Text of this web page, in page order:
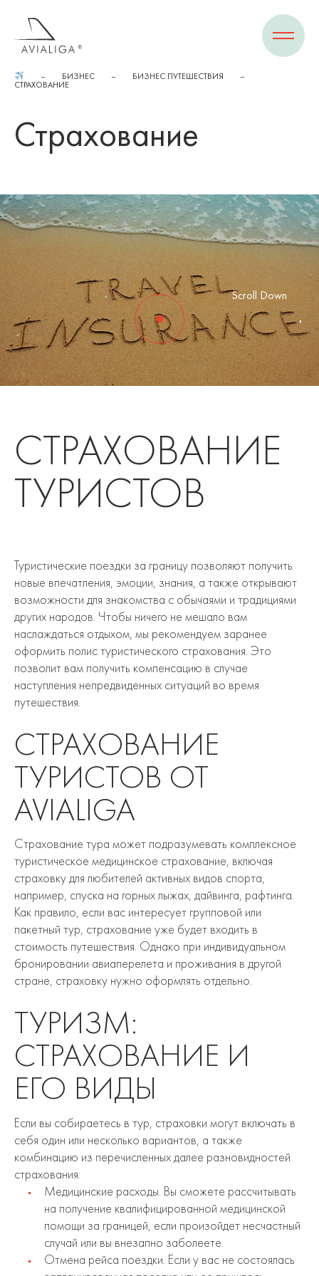
БИЗНЕС БИЗНЕС ПУТЕШЕСТВИЯ
СТРАХОВАНИЕ
Страхование
Scroll Down
СТРАХОВАНИЕ
ТУРИСТОВ
Туристические поездки за границу позволяют получить
новые впечатления, эмоции, знания, а также открывают
возможности для знакомства с обычаями и традициями
других народов. Чтобы ничего не мешало вам
наслаждаться отдыхом, мы рекомендуем заранее
оформить полис туристического страхования. Это
позволит вам получить компенсацию в случае
наступления непредвиденных ситуаций во время
путешествия.
СТРАХОВАНИЕ
ТУРИСТОВ ОТ
AVIALIGA
Страхование тура может подразумевать комплексное
туристическое медицинское страхование, включая
страховку для любителей активных видов спорта,
например, спуска на горных лыжах, дайвинга, рафтинга.
Как правило, если вас интересует групповой или
пакетный тур, страхование уже будет входить в
стоимость путешествия. Однако при индивидуальном
бронировании авиаперелета и проживания в другой
стране, страховку нужно оформлять отдельно.
ТУРИЗМ:
СТРАХОВАНИЕ И
ЕГО ВИДЫ
Если вы собираетесь в тур, страховки могут включать в
себя один или несколько вариантов, а также
комбинацию из перечисленных далее разновидностей
страхования:
Медицинские расходы. Вы сможете рассчитывать
на получение квалифицированной медицинской
помощи за границей, если произойдет несчастный
случай или вы внезапно заболеете.
Отмена рейса поездки. Если у вас не состоялась